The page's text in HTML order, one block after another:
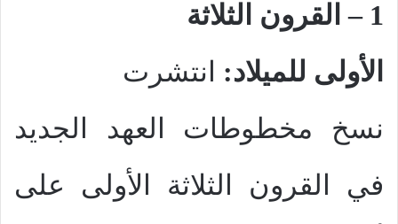
1 – القرون الثلاثة
الأولى للميلاد: انتشرت
نسخ مخطوطات العهد الجديد
في القرون الثلاثة الأولى على